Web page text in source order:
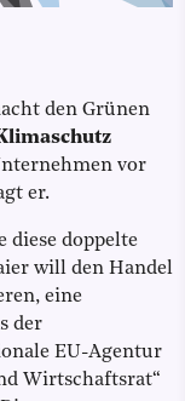
den Grünen
vor
er.
diese doppelte
will den Handel
eine
der
EU-Agentur
Wirtschaftsrat“